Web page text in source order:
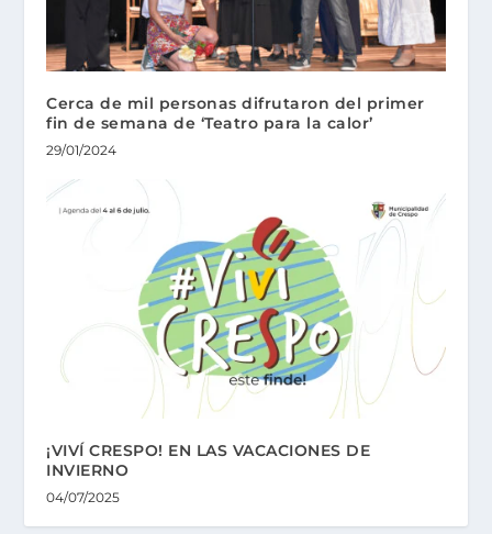
Cerca de mil personas difrutaron del primer
fin de semana de ‘Teatro para la calor’
29/01/2024
¡VIVÍ CRESPO! EN LAS VACACIONES DE
INVIERNO
04/07/2025